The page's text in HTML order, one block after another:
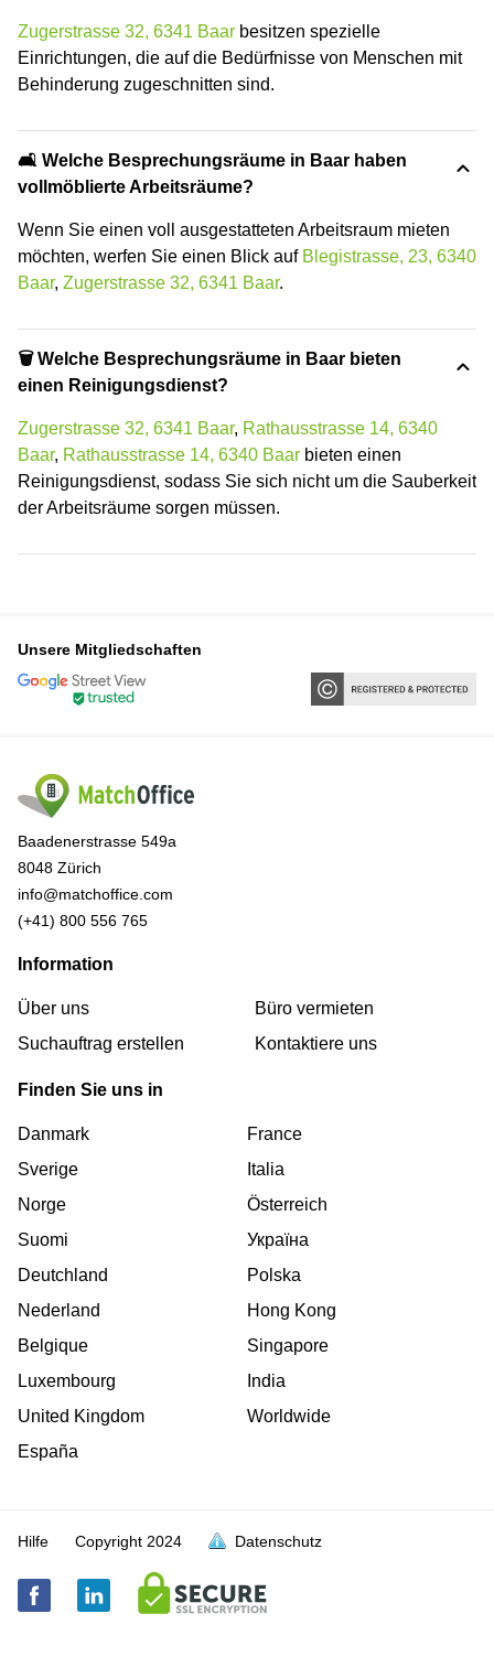
Zugerstrasse 32, 6341 Baar besitzen spezielle
Einrichtungen, die auf die Bedürfnisse von Menschen mit
Behinderung zugeschnitten sind.
🛋️ Welche Besprechungsräume in Baar haben
vollmöblierte Arbeitsräume?
Wenn Sie einen voll ausgestatteten Arbeitsraum mieten
möchten, werfen Sie einen Blick auf Blegistrasse, 23, 6340
Baar, Zugerstrasse 32, 6341 Baar.
🗑 Welche Besprechungsräume in Baar bieten
einen Reinigungsdienst?
Zugerstrasse 32, 6341 Baar, Rathausstrasse 14, 6340
Baar, Rathausstrasse 14, 6340 Baar bieten einen
Reinigungsdienst, sodass Sie sich nicht um die Sauberkeit
der Arbeitsräume sorgen müssen.
Unsere Mitgliedschaften
Baadenerstrasse 549a
8048 Zürich
info@matchoffice.com
(+41) 800 556 765
Information
Über uns
Suchauftrag erstellen
Büro vermieten
Kontaktiere uns
Finden Sie uns in
Danmark
Sverige
Norge
Suomi
Deutchland
Nederland
Belgique
Luxembourg
United Kingdom
España
France
Italia
Österreich
Україна
Polska
Hong Kong
Singapore
India
Worldwide
Hilfe Copyright 2024 Datenschutz